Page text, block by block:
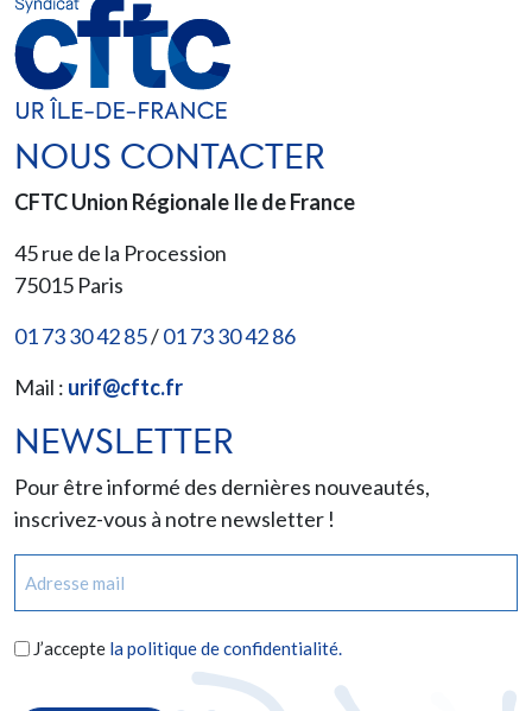
NOUS CONTACTER
CFTC Union Régionale Ile de France
45 rue de la Procession
75015 Paris
01 73 30 42 85/01 73 30 42 86
Mail : urif@cftc.fr
NEWSLETTER
Pour être informé des dernières nouveautés,
inscrivez-vous à notre newsletter !
mail
RGPD
J’accepte la politique de confidentialité.